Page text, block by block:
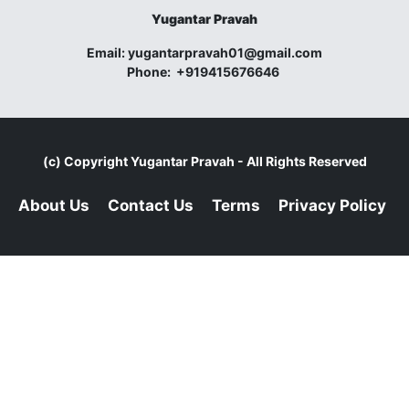
Yugantar Pravah
Email:yugantarpravah01@gmail.com
Phone: +919415676646
(c) CopyrightYugantar Pravah - All Rights Reserved
About Us Contact Us Terms Privacy Policy